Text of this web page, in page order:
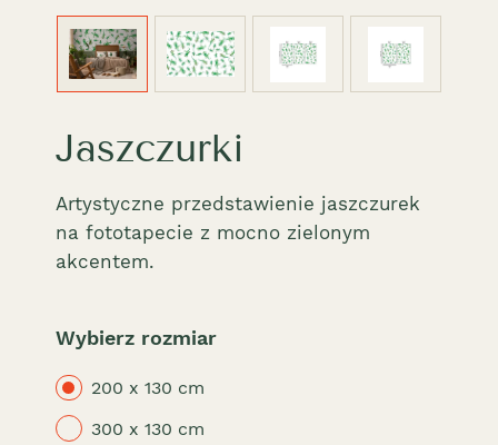
Jaszczurki
Artystyczne przedstawienie jaszczurek
na fototapecie z mocno zielonym
akcentem.
Wybierz rozmiar
200 x 130 cm
300 x 130 cm